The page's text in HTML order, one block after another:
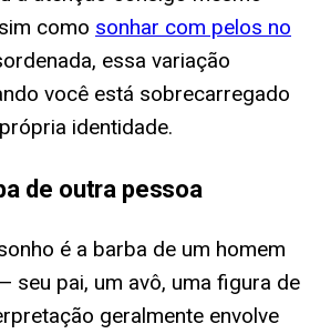
como sonhar com pelos no
essa variação
você está sobrecarregado
identidade.
de outra pessoa
é a barba de um homem
seu pai, um avô, uma figura de
geralmente envolve